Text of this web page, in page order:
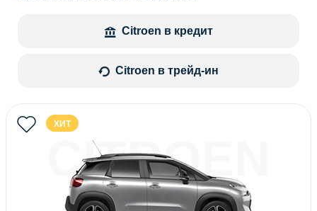
Citroen в кредит
Citroen в трейд-ин
ХИТ
CITROEN